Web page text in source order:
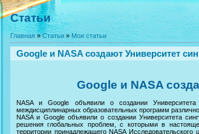
Статьи
Главная»Статьи»Мои статьи
Google и NASA создают Университет
Google и NASA
NASA и Google объявили о создании
междисциплинарных образовательных программ
NASA и Google объявили о создании Университета
решения глобальных проблем, с которыми в
территории принадлежащего NASA